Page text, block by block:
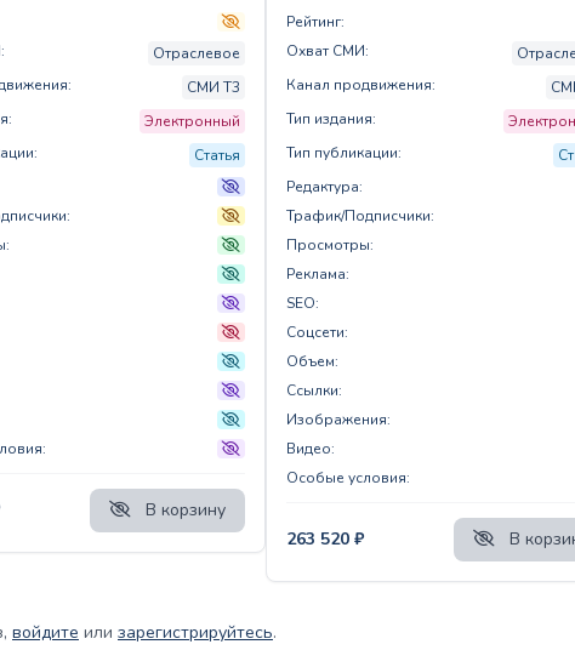
Отраслевое
СМИ T3
Электронный
Статья
В корзину
Рейтинг:
Охват СМИ:
Канал продвижения:
Тип издания:
Тип публикации:
Редактура:
Трафик/Подписчики:
Просмотры:
Реклама:
SEO:
Соцсети:
Объем:
Ссылки:
Изображения:
Видео:
Особые условия:
263 520 ₽ В
войдите или зарегистрируйтесь.